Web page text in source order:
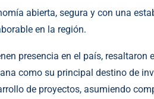
abierta, segura y con una
en la región.
presencia en el país, resaltaron
como su principal destino de
de proyectos, asumiendo